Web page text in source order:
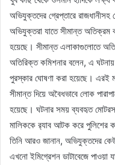
অভিযুক্তদের গ্রেপ্তারে
অভিযুক্তরা যাতে সীমান্ত অতিক্রম
হয়েছে। সীমান্ত এলাকাগুলোতে
অতিরিক্ত কমিশনার বলেন, এ
পুরস্কার ঘোষণা করা হয়েছে। এরই
সীমান্ত দিয়ে অবৈধভাবে লোক
হয়েছে। ঘটনার সময় ব্যবহৃত
মালিককে র‌্যাব আটক করে পুলিশের
তিনি আরও জানান, অভিযুক্তদের
এখনো ইমিগ্রেশন ডাটাবেজে পাওয়া